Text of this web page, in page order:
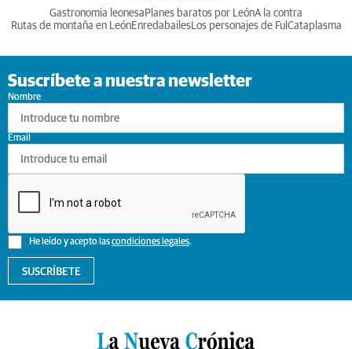
Gastronomia leonesa Planes baratos por LeónA la contra
Rutas de montaña en LeónEnredabailesLos personajes de Ful Cataplasma
Suscríbete a nuestra newsletter
Nombre
He leído y acepto lascondiciones legales.
Email
SUSCRÍBETE